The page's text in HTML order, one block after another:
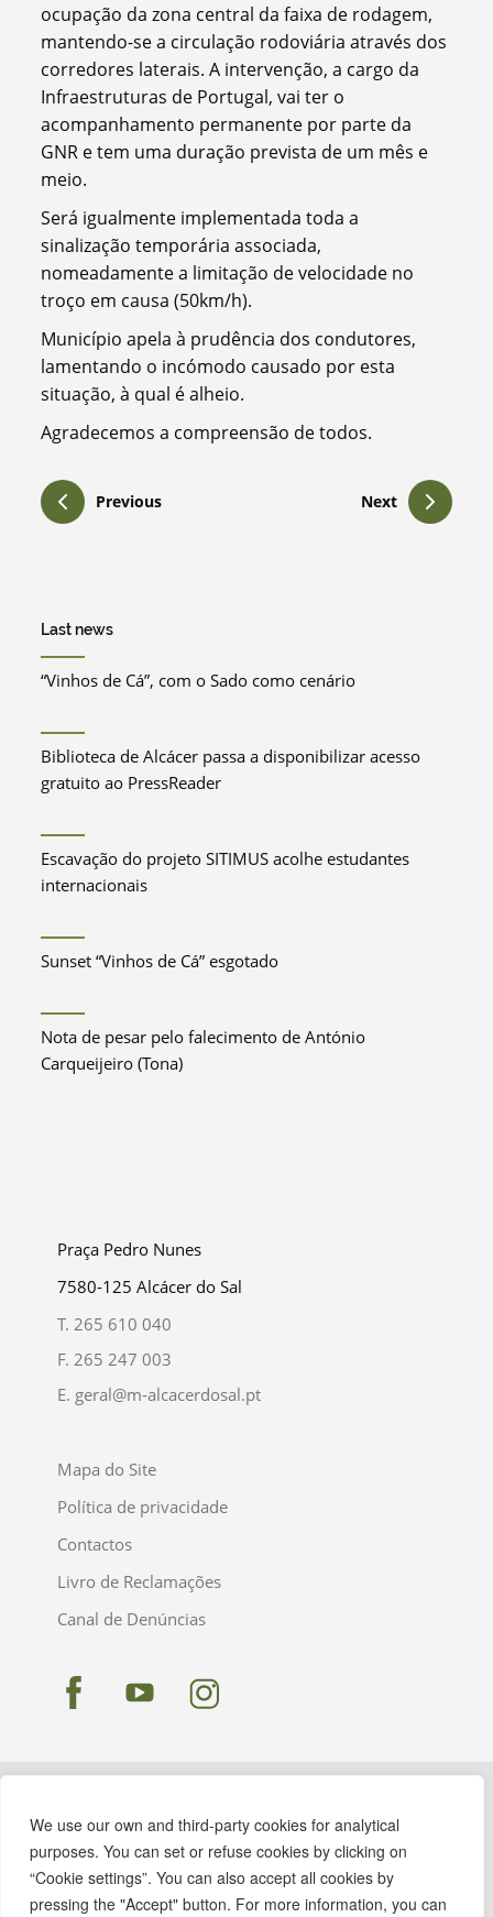
We use our own and third-party cookies for analytical
purposes. You can set or refuse cookies by clicking on
“Cookie settings”. You can also accept all cookies by
pressing the "Accept" button. For more information, you can
ocupação da zona central da faixa de rodagem,
mantendo-se a circulação rodoviária através dos
corredores laterais. A intervenção, a cargo da
Infraestruturas de Portugal, vai ter o
acompanhamento permanente por parte da
GNR e tem uma duração prevista de um mês e
meio.
Será igualmente implementada toda a
sinalização temporária associada,
nomeadamente a limitação de velocidade no
troço em causa (50km/h).
Município apela à prudência dos condutores,
lamentando o incómodo causado por esta
situação, à qual é alheio.
Agradecemos a compreensão de todos.
Previous Next
Last news
“Vinhos de Cá”, com o Sado como cenário
Biblioteca de Alcácer passa a disponibilizar acesso
gratuito ao PressReader
Escavação do projeto SITIMUS acolhe estudantes
internacionais
Sunset “Vinhos de Cá” esgotado
Nota de pesar pelo falecimento de António
Carqueijeiro (Tona)
Praça Pedro Nunes
7580-125 Alcácer do Sal
T. 265 610 040
F. 265 247 003
E. geral@m-alcacerdosal.pt
Mapa do Site
Política de privacidade
Contactos
Livro de Reclamações
Canal de Denúncias